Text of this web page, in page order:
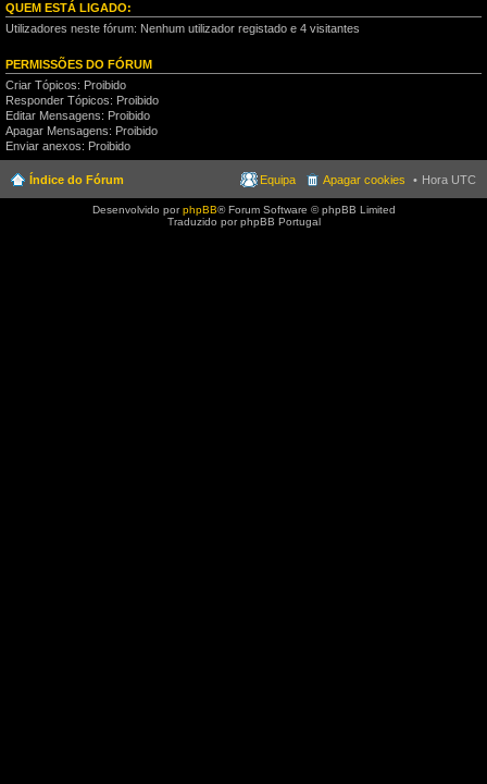
QUEM ESTÁ LIGADO:
Utilizadores neste fórum: Nenhum utilizador registado e 4 visitantes
PERMISSÕES DO FÓRUM
Criar Tópicos: Proibido
Responder Tópicos: Proibido
Editar Mensagens: Proibido
Apagar Mensagens: Proibido
Enviar anexos: Proibido
Índice do Fórum Hora UTC
Apagar cookies
Equipa
Desenvolvido porphpBB® Forum Software © phpBB Limited
Traduzido por phpBB Portugal